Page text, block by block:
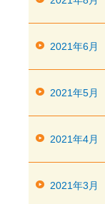
2021年6月
2021年5月
2021年4月
2021年3月